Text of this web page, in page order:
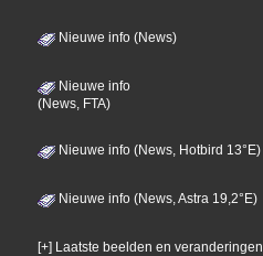
Nieuwe info (News)
Nieuwe info
(News, FTA)
Nieuwe info (News, Hotbird 13°E)
Nieuwe info (News, Astra 19,2°E)
[+] Laatste beelden en veranderingen